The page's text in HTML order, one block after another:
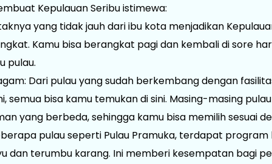
Kepulauan Seribu istimewa:
yang tidak jauh dari ibu kota menjadikan
Kamu bisa berangkat pagi dan kembali di sore
pulau.
Dari pulau yang sudah berkembang dengan
semua bisa kamu temukan di sini. Masing-masing
yang berbeda, sehingga kamu bisa memilih sesuai
pulau seperti Pulau Pramuka, terdapat program
dan terumbu karang. Ini memberi kesempatan bagi